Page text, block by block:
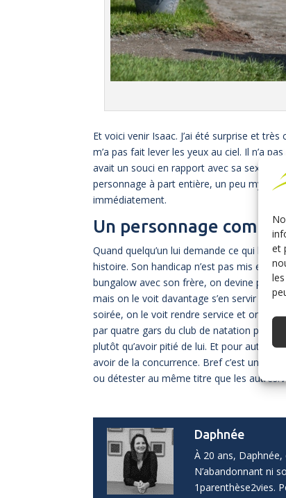
et
Et voici venir Isaac. J’ai été surprise et
m’a pas fait lever les yeux au ciel. Il n’a
avait un souci en rapport avec sa
personnage à part entière, un peu
immédiatement.
Un personnage
Quand quelqu’un lui demande ce qui lui
histoire. Son handicap n’est pas mis en
bungalow avec son frère, on devine par
mais on le voit davantage s’en servir pour
soirée, on le voit rendre service et on le
par quatre gars du club de natation pour
plutôt qu’avoir pitié de lui. Et pour autant
avoir de la concurrence. Bref c’est un ado
ou détester au même titre que les autres.
Daphnée
À 20 ans,
N’abandonnant ni
1parenthèse2vies.